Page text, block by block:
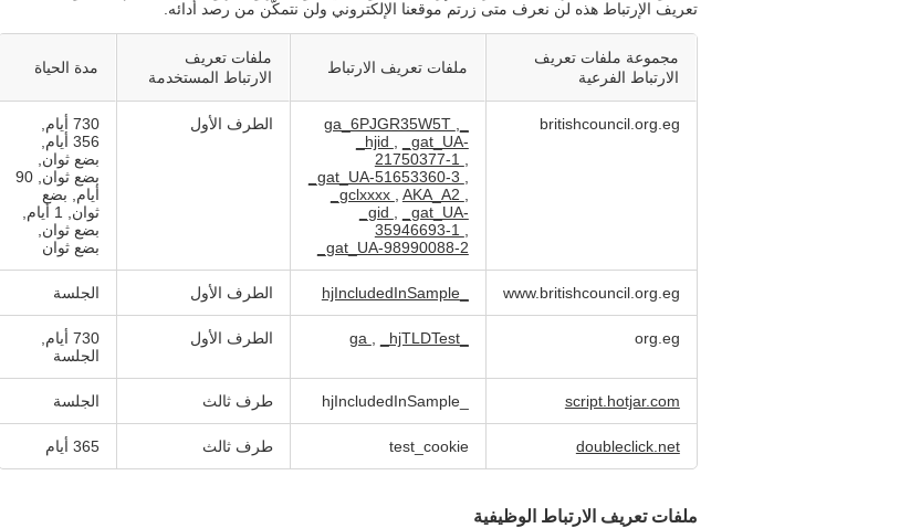
تعريف الإرتباط هذه لن نعرف متى زرتم موقعنا الإلكتروني ولن نتمكّن من رصد أدائه.
مجموعة ملفات تعريف
الارتباط الفرعية
ملفات تعريف الارتباط
ملفات تعريف
الارتباط المستخدمة
مدة الحياة
britishcouncil.org.eg
,
_hjid ,
_gat_UA-
21750377-1 ,
_gat_UA-51653360-3 ,
_gclxxxx , AKA_A2 ,
_gid ,
_gat_UA-
35946693-1 ,
_gat_UA-98990088-2
الطرف الأول
730 أيام,
356 أيام,
بضع ثوان,
بضع ثوان, 90
أيام, بضع
ثوان, 1 أيام,
بضع ثوان,
بضع ثوان
www.britishcouncil.org.eg
_hjIncludedInSample الطرف الأول الجلسة
org.eg
_ga
, _hjTLDTest الطرف الأول
730 أيام,
الجلسة
script.hotjar.com
_hjIncludedInSample طرف ثالث الجلسة
doubleclick.net
test_cookie طرف ثالث 365 أيام
ملفات تعريف الارتباط الوظيفية